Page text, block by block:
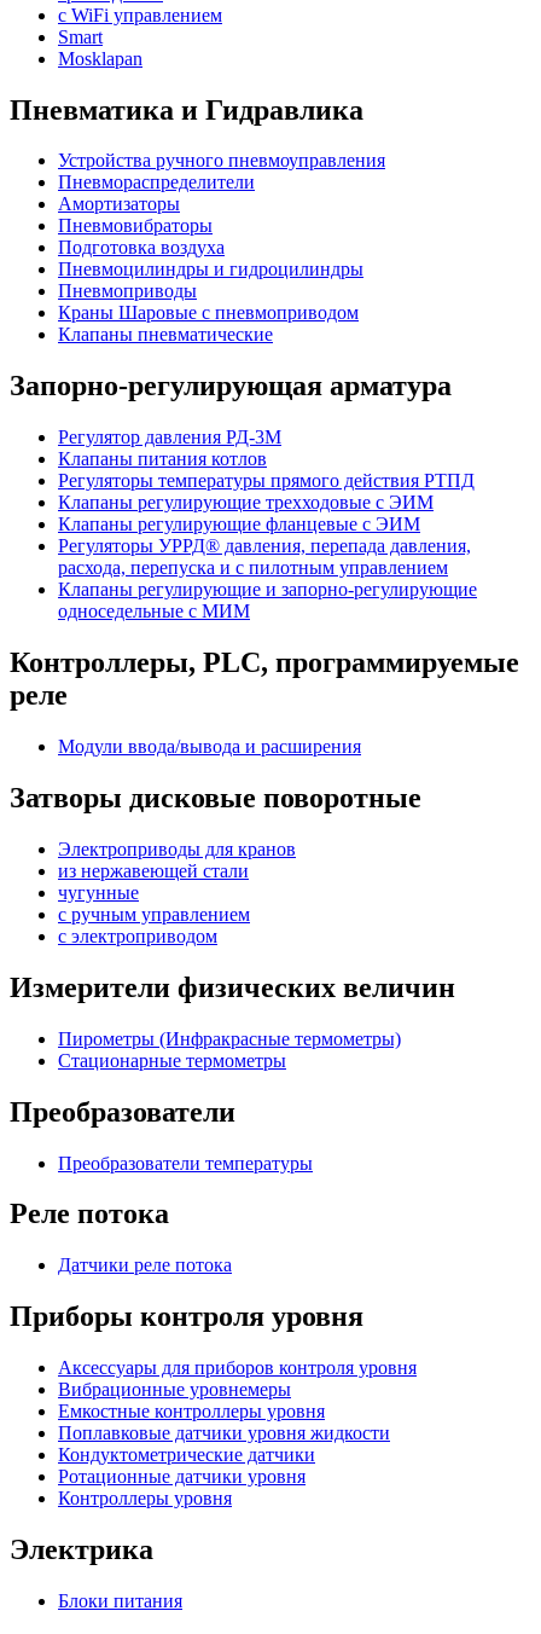
с WiFi управлением
Smart
Mosklapan
Пневматика и Гидравлика
Устройства ручного пневмоуправления
Пневмораспределители
Амортизаторы
Пневмовибраторы
Подготовка воздуха
Пневмоцилиндры и гидроцилиндры
Пневмоприводы
Краны Шаровые с пневмоприводом
Клапаны пневматические
Запорно-регулирующая арматура
Регулятор давления РД-3М
Клапаны питания котлов
Регуляторы температуры прямого действия РТПД
Клапаны регулирующие трехходовые с ЭИМ
Клапаны регулирующие фланцевые с ЭИМ
Регуляторы УРРД® давления, перепада давления,
расхода, перепуска и с пилотным управлением
Клапаны регулирующие и запорно-регулирующие
односедельные с МИМ
Контроллеры, PLС, программируемые
реле
Модули ввода/вывода и расширения
Затворы дисковые поворотные
Электроприводы для кранов
из нержавеющей стали
чугунные
с ручным управлением
c электроприводом
Измерители физических величин
Пирометры (Инфракрасные термометры)
Стационарные термометры
Преобразователи
Преобразователи температуры
Реле потока
Датчики реле потока
Приборы контроля уровня
Аксессуары для приборов контроля уровня
Вибрационные уровнемеры
Емкостные контроллеры уровня
Поплавковые датчики уровня жидкости
Кондуктометрические датчики
Ротационные датчики уровня
Контроллеры уровня
Электрика
Блоки питания